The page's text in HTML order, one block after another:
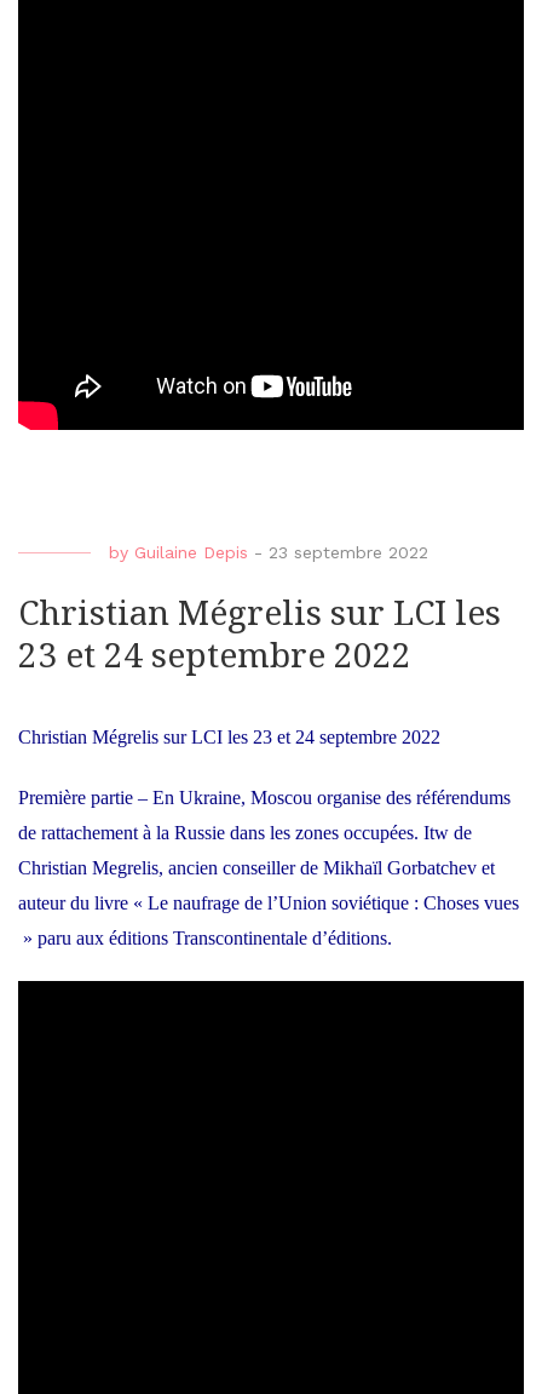
by Guilaine Depis - 23 septembre 2022
Christian Mégrelis sur LCI les
23 et 24 septembre 2022
Christian Mégrelis sur LCI les 23 et 24 septembre 2022
Première partie – En Ukraine, Moscou organise des référendums
de rattachement à la Russie dans les zones occupées. Itw de
Christian Megrelis, ancien conseiller de Mikhaïl Gorbatchev et
auteur du livre « Le naufrage de l’Union soviétique : Choses vues
» paru aux éditions Transcontinentale d’éditions.